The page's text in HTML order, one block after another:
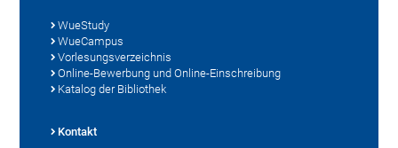
WueStudy
WueCampus
Vorlesungsverzeichnis
Online-Bewerbung und Online-Einschreibung
Katalog der Bibliothek
Kontakt